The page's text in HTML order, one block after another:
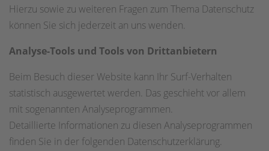
Hierzu sowie zu weiteren Fragen zum Thema Datenschutz
können Sie sich jederzeit an uns wenden.
Analyse-Tools und Tools von Drittanbietern
Beim Besuch dieser Website kann Ihr Surf-Verhalten
statistisch ausgewertet werden. Das geschieht vor allem
mit sogenannten Analyseprogrammen.
Detaillierte Informationen zu diesen Analyseprogrammen
finden Sie in der folgenden Datenschutzerklärung.